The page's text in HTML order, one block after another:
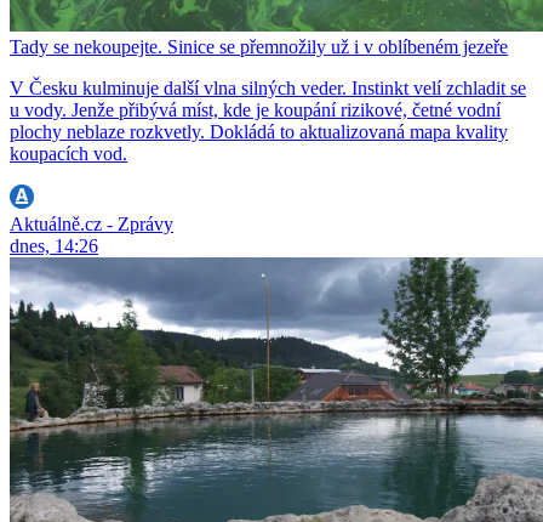
Tady se nekoupejte. Sinice se přemnožily už i v oblíbeném jezeře
V Česku kulminuje další vlna silných veder. Instinkt velí zchladit se
u vody. Jenže přibývá míst, kde je koupání rizikové, četné vodní
plochy neblaze rozkvetly. Dokládá to aktualizovaná mapa kvality
koupacích vod.
Aktuálně.cz - Zprávy
dnes, 14:26